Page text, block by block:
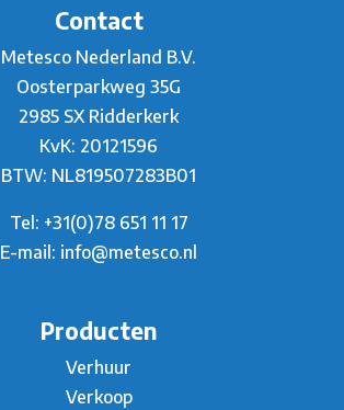
Contact
Metesco Nederland B.V.
Oosterparkweg 35G
2985 SX Ridderkerk
KvK: 20121596
BTW: NL819507283B01
Tel: +31(0)78 651 11 17
E-mail: info@metesco.nl
Producten
Verhuur
Verkoop